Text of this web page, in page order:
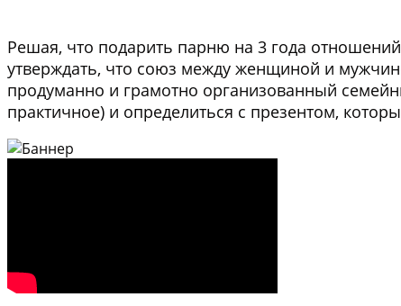
Решая, что подарить парню на 3 года
утверждать, что союз между женщиной и
продуманно и грамотно организованный
практичное) и определиться с презентом,